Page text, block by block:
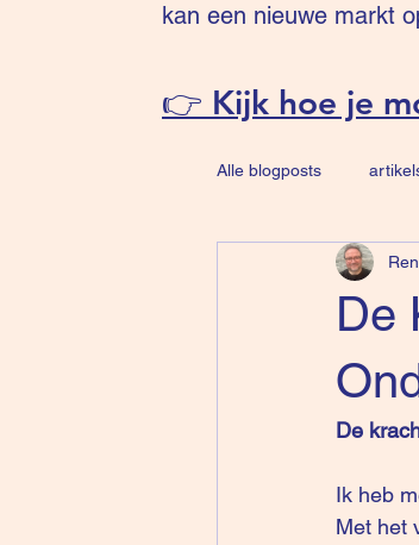
kan een nieuwe markt
👉 Kijk hoe je
Alle blogposts
De
De
Ik heb
Met het